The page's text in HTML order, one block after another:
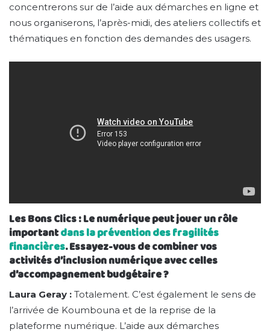
concentrerons sur de l’aide aux démarches en ligne et
nous organiserons, l’après-midi, des ateliers collectifs et
thématiques en fonction des demandes des usagers.
Les Bons Clics : Le numérique peut jouer un rôle
importantdans la prévention des fragilités
financières. Essayez-vous de combiner vos
activités d’inclusion numérique avec celles
d’accompagnement budgétaire ?
Laura Geray : Totalement. C’est également le sens de
l’arrivée de Koumbouna et de la reprise de la
plateforme numérique. L’aide aux démarches